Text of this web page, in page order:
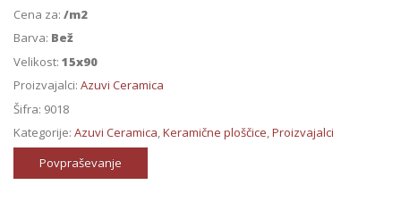
Cena za: /m2
Barva: Bež
Velikost: 15x90
Proizvajalci: Azuvi Ceramica
Šifra: 9018
Kategorije: Azuvi Ceramica,Keramične ploščice,Proizvajalci
Povpraševanje